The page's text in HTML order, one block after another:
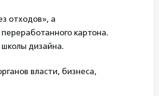
отходов», а
картона.
дизайна.
власти, бизнеса,